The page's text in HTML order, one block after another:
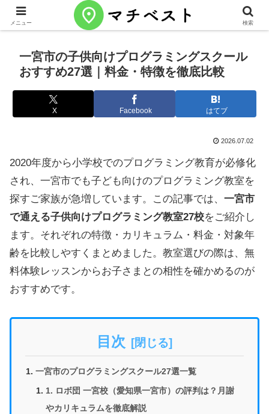
一宮市の子供向けプログラミングスクール
おすすめ27選｜料金・特徴を徹底比較
X Facebook はてブ
2026.07.02
2020年度から小学校でのプログラミング教育が必修化
され、一宮市でも子ども向けのプログラミング教室を
探すご家族が急増しています。この記事では、 一宮市
で通える子供向けプログラミング教室27校をご紹介し
ます。それぞれの特徴・カリキュラム・料金・対象年
齢を比較しやすくまとめました。教室選びの際は、無
料体験レッスンからお子さまとの相性を確かめるのが
おすすめです。
目次
一宮市のプログラミングスクール27選一覧
1. ロボ団 一宮校（愛知県一宮市）の評判は？月謝
やカリキュラムを徹底解説
メニュー 検索